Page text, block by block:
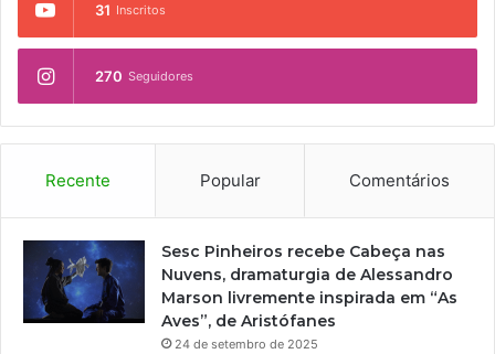
31 Inscritos
270 Seguidores
Recente Popular Comentários
Sesc Pinheiros recebe Cabeça nas
Nuvens, dramaturgia de Alessandro
Marson livremente inspirada em “As
Aves”, de Aristófanes
24 de setembro de 2025